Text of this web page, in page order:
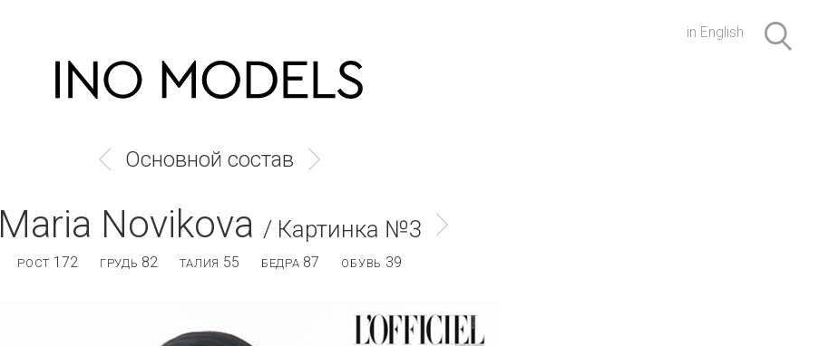
in English
Основной состав
Maria Novikova / Картинка №3
РОСТ 172 ГРУДЬ 82 ТАЛИЯ 55 БЕДРА 87 ОБУВЬ 39